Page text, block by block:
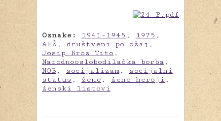
Oznake: 1941-1945 , 1975 ,
AFŽ , društveni položaj ,
Josip Broz Tito ,
Narodnooslobodilačka borba ,
NOB , socijalizam ,
socijalni
status , žene , žene heroji ,
ženski listovi